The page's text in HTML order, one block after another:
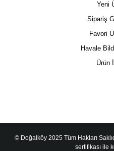
Yeni
Sipariş
Favori
Havale
Ürün
© Doğalköy 2025 Tüm Hakları
sertifikası ile